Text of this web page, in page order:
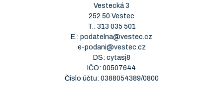
Vestecká 3
252 50 Vestec
T.: 313 035 501
E.: podatelna@vestec.cz
e-podani@vestec.cz
DS: cytasj8
IČO: 00507644
Číslo účtu: 0388054389/0800